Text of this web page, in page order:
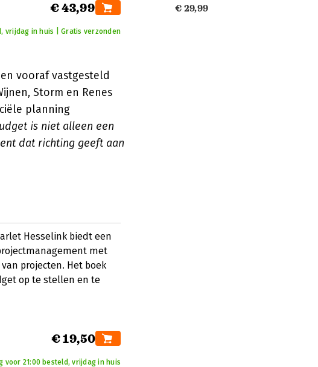
€ 43,99
vrijdag in huis | Gratis verzonden
vooraf vastgesteld
Storm en Renes
planning
is niet alleen een
dat richting geeft aan
Hesselink biedt een
met
projecten. Het boek
op te stellen en te
€ 19,50
voor 21:00 besteld, vrijdag in huis
€ 29,99